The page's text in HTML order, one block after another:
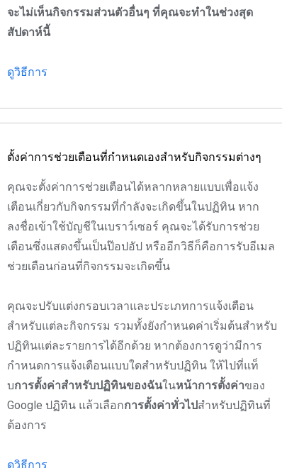
จะไม่เห็นกิจกรรมส่วนตัวอื่นๆ ที่คุณจะทำในช่วงสุด
สัปดาห์นี้
ดูวิธีการ
ตั้งค่าการช่วยเตือนที่กำหนดเองสำหรับกิจกรรมต่างๆ
คุณจะตั้งค่าการช่วยเตือนได้หลากหลายแบบเพื่อแจ้ง
เตือนเกี่ยวกับกิจกรรมที่กำลังจะเกิดขึ้นในปฏิทิน หาก
ลงชื่อเข้าใช้บัญชีในเบราว์เซอร์ คุณจะได้รับการช่วย
เตือนซึ่งแสดงขึ้นเป็นป๊อปอัป หรืออีกวิธีก็คือการรับอีเมล
ช่วยเตือนก่อนที่กิจกรรมจะเกิดขึ้น
คุณจะปรับแต่งกรอบเวลาและประเภทการแจ้งเตือน
สำหรับแต่ละกิจกรรม รวมทั้งยังกำหนดค่าเริ่มต้นสำหรับ
ปฏิทินแต่ละรายการได้อีกด้วย หากต้องการดูว่ามีการ
กำหนดการแจ้งเตือนแบบใดสำหรับปฏิทิน ให้ไปที่แท็
บการตั้งค่าสำหรับปฏิทินของฉันในหน้าการตั้งค่าของ
Google ปฏิทิน แล้วเลือกการตั้งค่าทั่วไปสำหรับปฏิทินที่
ต้องการ
ดูวิธีการ